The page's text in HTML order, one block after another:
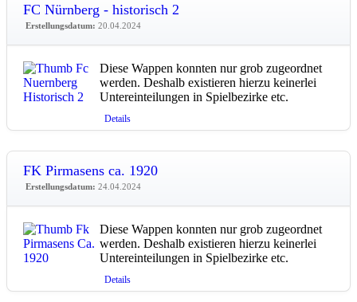
FC Nürnberg - historisch 2
Erstellungsdatum: 20.04.2024
Diese Wappen konnten nur grob zugeordnet
werden. Deshalb existieren hierzu keinerlei
Untereinteilungen in Spielbezirke etc.
Details
FK Pirmasens ca. 1920
Erstellungsdatum: 24.04.2024
Diese Wappen konnten nur grob zugeordnet
werden. Deshalb existieren hierzu keinerlei
Untereinteilungen in Spielbezirke etc.
Details